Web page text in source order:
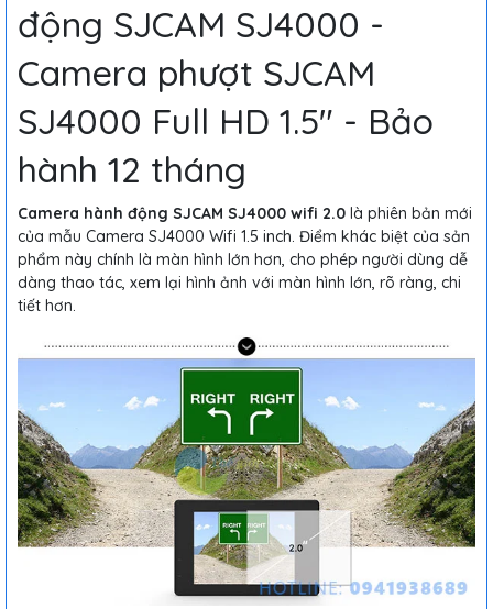
động SJCAM SJ4000 -
Camera phượt SJCAM
SJ4000 Full HD 1.5" - Bảo
hành 12 tháng
Camera hành động SJCAM SJ4000 wifi 2.0 là phiên bản mới
của mẫu Camera SJ4000 Wifi 1.5 inch. Điểm khác biệt của sản
phẩm này chính là màn hình lớn hơn, cho phép người dùng dễ
dàng thao tác, xem lại hình ảnh với màn hình lớn, rõ ràng, chi
tiết hơn.